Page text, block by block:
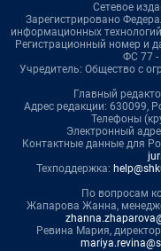
Сетевое
Зарегистрировано
информационных
Регистрационный номер и
ФС 77 -
Учредитель: Общество с
Главный
Адрес редакции: 630099,
Телефоны
Электронный
Контактные данные для
Техподдержка:
По вопросам
Жапарова Жанна,
Ревина Мария,